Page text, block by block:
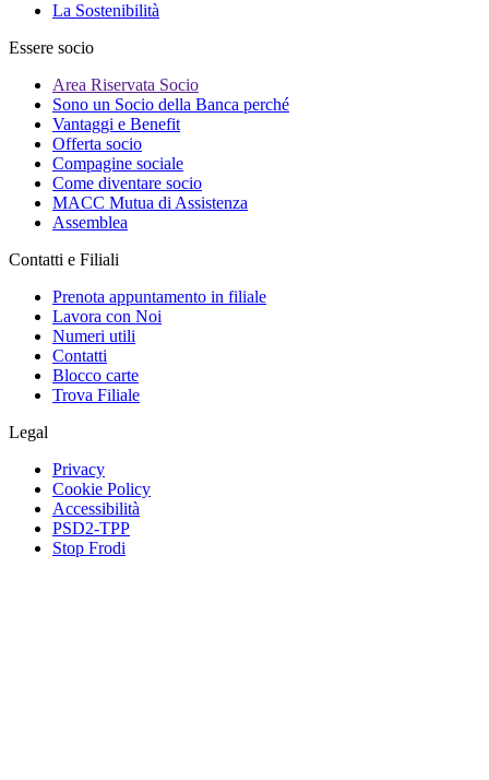
La Sostenibilità
Essere socio
Area Riservata Socio
Sono un Socio della Banca perché
Vantaggi e Benefit
Offerta socio
Compagine sociale
Come diventare socio
MACC Mutua di Assistenza
Assemblea
Contatti e Filiali
Prenota appuntamento in filiale
Lavora con Noi
Numeri utili
Contatti
Blocco carte
Trova Filiale
Legal
Privacy
Cookie Policy
Accessibilità
PSD2-TPP
Stop Frodi